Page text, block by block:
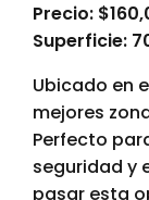
Precio:
Superficie:
Ubicado en
mejores
Perfecto
seguridad y
pasar esta